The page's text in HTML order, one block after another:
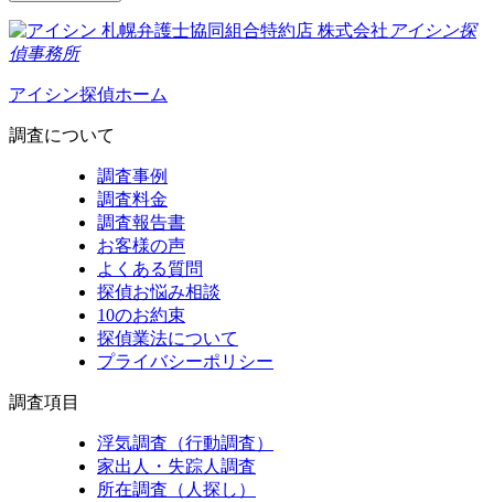
札幌弁護士協同組合特約店 株式会社 アイシン探
偵事務所
アイシン探偵ホーム
調査について
調査事例
調査料金
調査報告書
お客様の声
よくある質問
探偵お悩み相談
10のお約束
探偵業法について
プライバシーポリシー
調査項目
浮気調査（行動調査）
家出人・失踪人調査
所在調査（人探し）